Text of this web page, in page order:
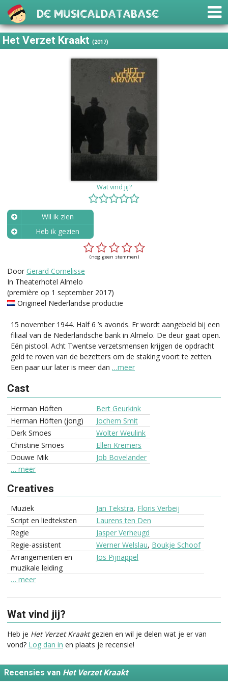
De Musicaldatabase
Het Verzet Kraakt(2017)
Wat vind jij?
Wil ik zien
Heb ik gezien
(nog geen stemmen)
Door Gerard Cornelisse
In Theaterhotel Almelo
(première op 1 september 2017)
Origineel Nederlandse productie
15 november 1944. Half 6 ’s avonds. Er wordt aangebeld bij een
filiaal van de Nederlandsche bank in Almelo. De deur gaat open.
Eén pistool. Acht Twentse verzetsmensen krijgen de opdracht
geld te roven van de bezetters om de staking voort te zetten.
Een paar uur later is meer dan …meer
Cast
Herman Höften
Bert Geurkink
Herman Höften (jong)
Jochem Smit
Derk Smoes
Wolter Weulink
Christine Smoes
Ellen Kremers
Douwe Mik
Job Bovelander
… meer
Creatives
Muziek Jan Tekstra, Floris Verbeij
Script en liedteksten
Laurens ten Den
Regie
Jasper Verheugd
Regie-assistent
Werner Welslau, Boukje Schoof
Arrangementen en
muzikale leiding
Jos Pijnappel
… meer
Wat vind jij?
Heb je Het Verzet Kraaktgezien en wil je delen wat je er van
vond? Log dan in en plaats je recensie!
Recensies van Het Verzet Kraakt